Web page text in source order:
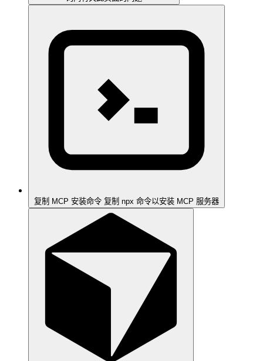
复制 MCP 安装命令 复制 npx 命令以安装 MCP 服务器